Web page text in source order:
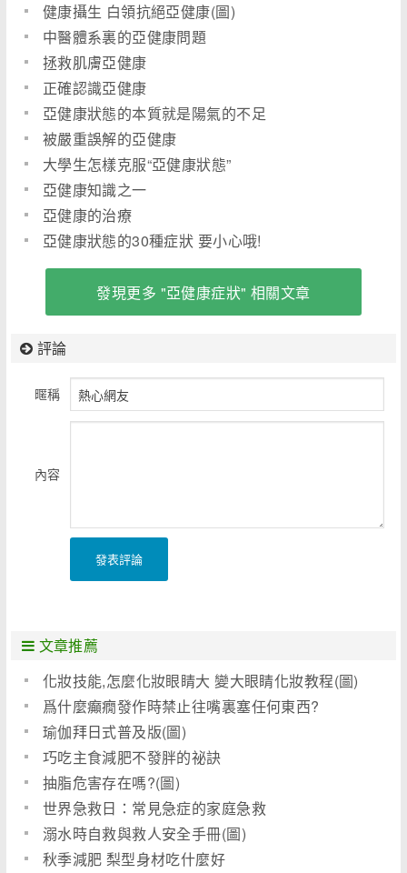
健康攝生 白領抗絕亞健康(圖)
中醫體系裏的亞健康問題
拯救肌膚亞健康
正確認識亞健康
亞健康狀態的本質就是陽氣的不足
被嚴重誤解的亞健康
大學生怎樣克服“亞健康狀態”
亞健康知識之一
亞健康的治療
亞健康狀態的30種症狀 要小心哦!
發現更多 "亞健康症狀" 相關文章
評論
暱稱
內容
發表評論
文章推薦
化妝技能,怎麼化妝眼睛大 變大眼睛化妝教程(圖)
爲什麼癲癇發作時禁止往嘴裏塞任何東西?
瑜伽拜日式普及版(圖)
巧吃主食減肥不發胖的祕訣
抽脂危害存在嗎?(圖)
世界急救日：常見急症的家庭急救
溺水時自救與救人安全手冊(圖)
秋季減肥 梨型身材吃什麼好